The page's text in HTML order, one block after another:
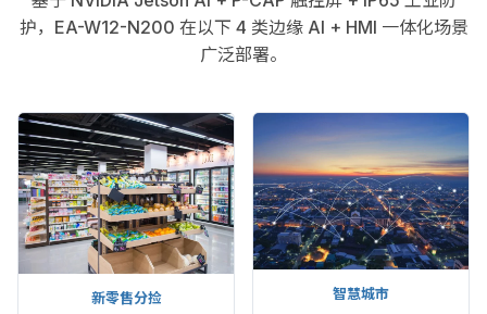
护，EA-W12-N200 在以下 4 类边缘 AI + HMI 一体化场景
广泛部署。
新零售分捡 智慧城市